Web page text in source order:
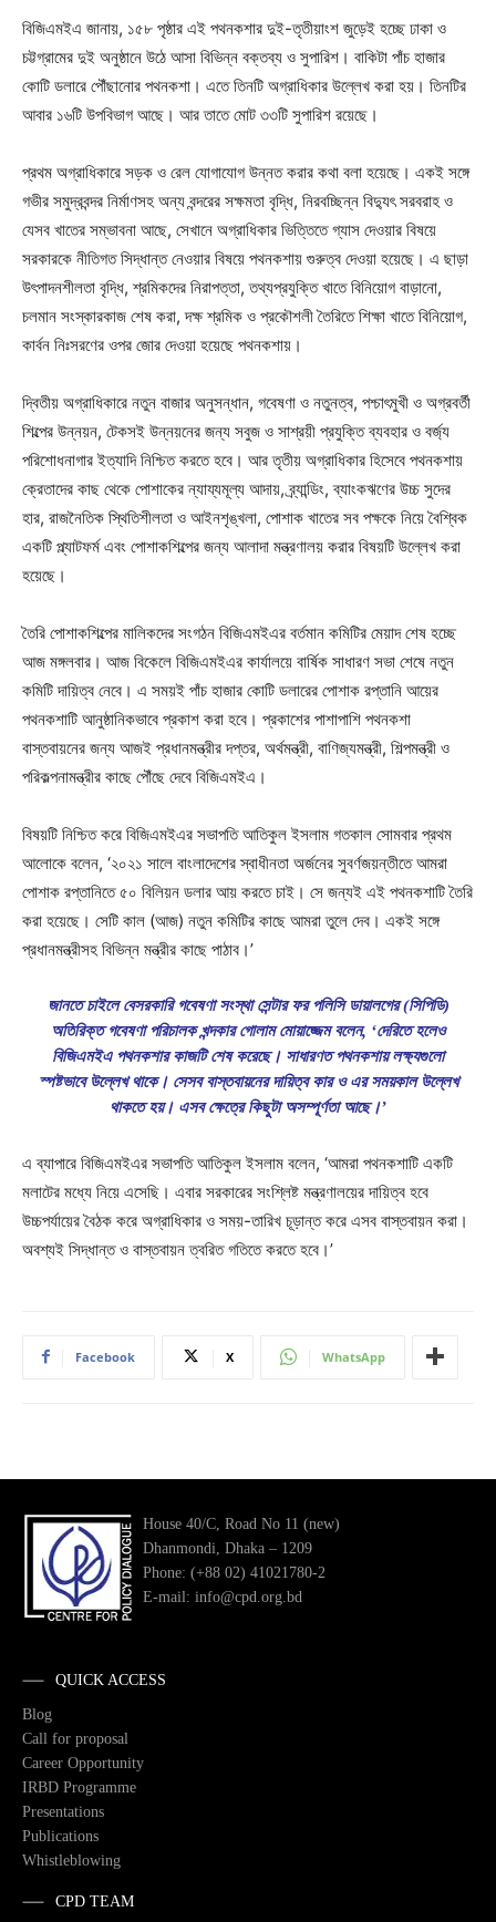
বিজিএমইএ জানায়, ১৫৮ পৃষ্ঠার এই পথনকশার দুই-তৃতীয়াংশ জুড়েই হচ্ছে ঢাকা ও
চট্টগ্রামের দুই অনুষ্ঠানে উঠে আসা বিভিন্ন বক্তব্য ও সুপারিশ। বাকিটা পাঁচ হাজার
কোটি ডলারে পৌঁছানোর পথনকশা। এতে তিনটি অগ্রাধিকার উল্লেখ করা হয়। তিনটির
আবার ১৬টি উপবিভাগ আছে। আর তাতে মোট ৩৩টি সুপারিশ রয়েছে।
প্রথম অগ্রাধিকারে সড়ক ও রেল যোগাযোগ উন্নত করার কথা বলা হয়েছে। একই সঙ্গে
গভীর সমুদ্রবন্দর নির্মাণসহ অন্য বন্দরের সক্ষমতা বৃদ্ধি, নিরবচ্ছিন্ন বিদ্যুৎ সরবরাহ ও
যেসব খাতের সম্ভাবনা আছে, সেখানে অগ্রাধিকার ভিত্তিতে গ্যাস দেওয়ার বিষয়ে
সরকারকে নীতিগত সিদ্ধান্ত নেওয়ার বিষয়ে পথনকশায় গুরুত্ব দেওয়া হয়েছে। এ ছাড়া
উৎপাদনশীলতা বৃদ্ধি, শ্রমিকদের নিরাপত্তা, তথ্যপ্রযুক্তি খাতে বিনিয়োগ বাড়ানো,
চলমান সংস্কারকাজ শেষ করা, দক্ষ শ্রমিক ও প্রকৌশলী তৈরিতে শিক্ষা খাতে বিনিয়োগ,
কার্বন নিঃসরণের ওপর জোর দেওয়া হয়েছে পথনকশায়।
দ্বিতীয় অগ্রাধিকারে নতুন বাজার অনুসন্ধান, গবেষণা ও নতুনত্ব, পশ্চাৎমুখী ও অগ্রবর্তী
শিল্পের উন্নয়ন, টেকসই উন্নয়নের জন্য সবুজ ও সাশ্রয়ী প্রযুক্তি ব্যবহার ও বর্জ্য
পরিশোধনাগার ইত্যাদি নিশ্চিত করতে হবে। আর তৃতীয় অগ্রাধিকার হিসেবে পথনকশায়
ক্রেতাদের কাছ থেকে পোশাকের ন্যায্যমূল্য আদায়, ব্র্যান্ডিং, ব্যাংকঋণের উচ্চ সুদের
হার, রাজনৈতিক স্থিতিশীলতা ও আইনশৃঙ্খলা, পোশাক খাতের সব পক্ষকে নিয়ে বৈশ্বিক
একটি প্ল্যাটফর্ম এবং পোশাকশিল্পের জন্য আলাদা মন্ত্রণালয় করার বিষয়টি উল্লেখ করা
হয়েছে।
তৈরি পোশাকশিল্পের মালিকদের সংগঠন বিজিএমইএর বর্তমান কমিটির মেয়াদ শেষ হচ্ছে
আজ মঙ্গলবার। আজ বিকেলে বিজিএমইএর কার্যালয়ে বার্ষিক সাধারণ সভা শেষে নতুন
কমিটি দায়িত্ব নেবে। এ সময়ই পাঁচ হাজার কোটি ডলারের পোশাক রপ্তানি আয়ের
পথনকশাটি আনুষ্ঠানিকভাবে প্রকাশ করা হবে। প্রকাশের পাশাপাশি পথনকশা
বাস্তবায়নের জন্য আজই প্রধানমন্ত্রীর দপ্তর, অর্থমন্ত্রী, বাণিজ্যমন্ত্রী, শিল্পমন্ত্রী ও
পরিকল্পনামন্ত্রীর কাছে পৌঁছে দেবে বিজিএমইএ।
বিষয়টি নিশ্চিত করে বিজিএমইএর সভাপতি আতিকুল ইসলাম গতকাল সোমবার প্রথম
আলোকে বলেন, ‘২০২১ সালে বাংলাদেশের স্বাধীনতা অর্জনের সুবর্ণজয়ন্তীতে আমরা
পোশাক রপ্তানিতে ৫০ বিলিয়ন ডলার আয় করতে চাই। সে জন্যই এই পথনকশাটি তৈরি
করা হয়েছে। সেটি কাল (আজ) নতুন কমিটির কাছে আমরা তুলে দেব। একই সঙ্গে
প্রধানমন্ত্রীসহ বিভিন্ন মন্ত্রীর কাছে পাঠাব।’
জানতে চাইলে বেসরকারি গবেষণা সংস্থা সেন্টার ফর পলিসি ডায়ালগের (সিপিডি)
অতিরিক্ত গবেষণা পরিচালক খন্দকার গোলাম মোয়াজ্জেম বলেন, ‘দেরিতে হলেও
বিজিএমইএ পথনকশার কাজটি শেষ করেছে। সাধারণত পথনকশায় লক্ষ্যগুলো
স্পষ্টভাবে উল্লেখ থাকে। সেসব বাস্তবায়নের দায়িত্ব কার ও এর সময়কাল উল্লেখ
থাকতে হয়। এসব ক্ষেত্রে কিছুটা অসম্পূর্ণতা আছে।’
এ ব্যাপারে বিজিএমইএর সভাপতি আতিকুল ইসলাম বলেন, ‘আমরা পথনকশাটি একটি
মলাটের মধ্যে নিয়ে এসেছি। এবার সরকারের সংশ্লিষ্ট মন্ত্রণালয়ের দায়িত্ব হবে
উচ্চপর্যায়ের বৈঠক করে অগ্রাধিকার ও সময়-তারিখ চূড়ান্ত করে এসব বাস্তবায়ন করা।
অবশ্যই সিদ্ধান্ত ও বাস্তবায়ন ত্বরিত গতিতে করতে হবে।’
Facebook X WhatsApp
House 40/C, Road No 11 (new)
Dhanmondi, Dhaka – 1209
Phone: (+88 02) 41021780-2
E-mail: info@cpd.org.bd
QUICK ACCESS
Blog
Call for proposal
Career Opportunity
IRBD Programme
Presentations
Publications
Whistleblowing
CPD TEAM